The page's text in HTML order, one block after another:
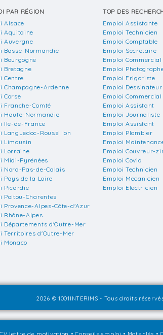
PAR RÉGION
Alsace
Aquitaine
Auvergne
Basse-Normandie
Bourgogne
Bretagne
Centre
Champagne-Ardenne
Corse
Franche-Comté
Haute-Normandie
Ile-de-France
Languedoc-Roussillon
Limousin
Lorraine
Midi-Pyrénées
Nord-Pas-de-Calais
Pays de la Loire
Picardie
Poitou-Charentes
Provence-Alpes-Côte-d'Azur
Rhône-Alpes
Départements d'Outre-Mer
Territoires d'Outre-Mer
Monaco
TOP DES
Emploi Assistante
Emploi Technicien
Emploi Comptable
Emploi Secretaire
Emploi Commercial
Emploi
Emploi Frigoriste
Emploi Dessinateur
Emploi Commercial
Emploi Assistant
Emploi Journaliste
Emploi Assistant
Emploi Plombier
Emploi
Emploi Couvreur-
Emploi Covid
Emploi Technicien
Emploi Mecanicien
Emploi Electricien
2026 © 1001INTERIMS - Tous droits